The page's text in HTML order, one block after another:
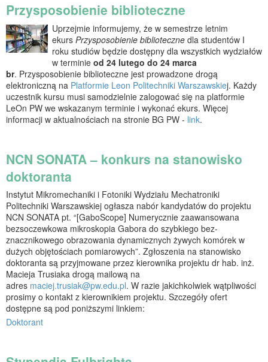
Przysposobienie biblioteczne
Uprzejmie informujemy, że w semestrze letnim
ekurs Przysposobienie biblioteczne dla studentów I
roku studiów będzie dostępny dla wszystkich wydziałów
w terminie od 24 lutego do 24 marca
br. Przysposobienie biblioteczne jest prowadzone drogą
elektroniczną na Platformie Leon Politechniki Warszawskiej. Każdy
uczestnik kursu musi samodzielnie zalogować się na platformie
LeOn PW we wskazanym terminie i wykonać ekurs. Więcej
informacji w aktualnościach na stronie BG PW - link.
NCN SONATA – konkurs na stanowisko
doktoranta
Instytut Mikromechaniki i Fotoniki Wydziału Mechatroniki
Politechniki Warszawskiej ogłasza nabór kandydatów do projektu
NCN SONATA pt. “[GaboScope] Numerycznie zaawansowana
bezsoczewkowa mikroskopia Gabora do szybkiego bez-
znacznikowego obrazowania dynamicznych żywych komórek w
dużych objętościach pomiarowych”. Zgłoszenia na stanowisko
doktoranta są przyjmowane przez kierownika projektu dr hab. inż.
Macieja Trusiaka drogą mailową na
adres maciej.trusiak@pw.edu.pl. W razie jakichkolwiek wątpliwości
prosimy o kontakt z kierownikiem projektu. Szczegóły ofert
dostępne są pod poniższymi linkiem:
Doktorant